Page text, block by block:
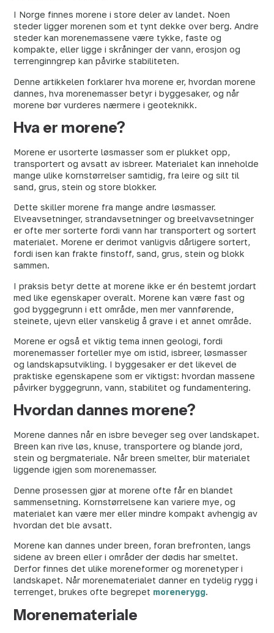
I Norge finnes morene i store deler av landet. Noen
steder ligger morenen som et tynt dekke over berg. Andre
steder kan morenemassene være tykke, faste og
kompakte, eller ligge i skråninger der vann, erosjon og
terrenginngrep kan påvirke stabiliteten.
Denne artikkelen forklarer hva morene er, hvordan morene
dannes, hva morenemasser betyr i byggesaker, og når
morene bør vurderes nærmere i geoteknikk.
Hva er morene?
Morene er usorterte løsmasser som er plukket opp,
transportert og avsatt av isbreer. Materialet kan inneholde
mange ulike kornstørrelser samtidig, fra leire og silt til
sand, grus, stein og store blokker.
Dette skiller morene fra mange andre løsmasser.
Elveavsetninger, strandavsetninger og breelvavsetninger
er ofte mer sorterte fordi vann har transportert og sortert
materialet. Morene er derimot vanligvis dårligere sortert,
fordi isen kan frakte finstoff, sand, grus, stein og blokk
sammen.
I praksis betyr dette at morene ikke er én bestemt jordart
med like egenskaper overalt. Morene kan være fast og
god byggegrunn i ett område, men mer vannførende,
steinete, ujevn eller vanskelig å grave i et annet område.
Morene er også et viktig tema innen geologi, fordi
morenemasser forteller mye om istid, isbreer, løsmasser
og landskapsutvikling. I byggesaker er det likevel de
praktiske egenskapene som er viktigst: hvordan massene
påvirker byggegrunn, vann, stabilitet og fundamentering.
Hvordan dannes morene?
Morene dannes når en isbre beveger seg over landskapet.
Breen kan rive løs, knuse, transportere og blande jord,
stein og bergmateriale. Når breen smelter, blir materialet
liggende igjen som morenemasser.
Denne prosessen gjør at morene ofte får en blandet
sammensetning. Kornstørrelsene kan variere mye, og
materialet kan være mer eller mindre kompakt avhengig av
hvordan det ble avsatt.
Morene kan dannes under breen, foran brefronten, langs
sidene av breen eller i områder der dødis har smeltet.
Derfor finnes det ulike moreneformer og morenetyper i
landskapet. Når morenematerialet danner en tydelig rygg i
terrenget, brukes ofte begrepet morenerygg.
Morenemateriale